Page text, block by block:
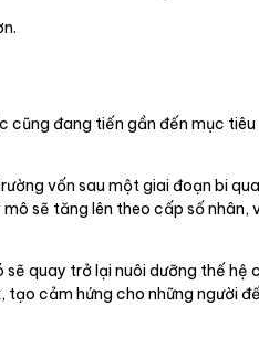
cũng đang tiến gần đến mục
vốn sau một giai đoạn bi
sẽ tăng lên theo cấp số nhân,
quay trở lại nuôi dưỡng thế
cảm hứng cho những người